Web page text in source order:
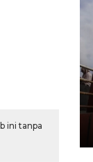
ini tanpa